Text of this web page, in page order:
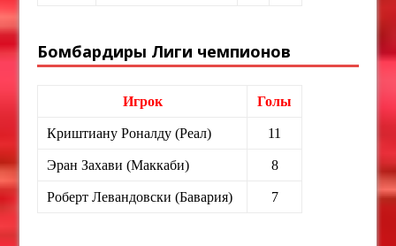
Бомбардиры Лиги чемпионов
Игрок Голы
Криштиану Роналду (Реал) 11
Эран Захави (Маккаби) 8
Роберт Левандовски (Бавария) 7